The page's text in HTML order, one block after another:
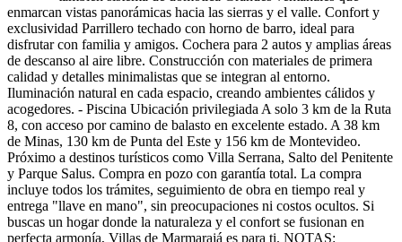
enmarcan vistas panorámicas hacia las sierras y el valle. Confort y
exclusividad Parrillero techado con horno de barro, ideal para
disfrutar con familia y amigos. Cochera para 2 autos y amplias áreas
de descanso al aire libre. Construcción con materiales de primera
calidad y detalles minimalistas que se integran al entorno.
Iluminación natural en cada espacio, creando ambientes cálidos y
acogedores. - Piscina Ubicación privilegiada A solo 3 km de la Ruta
8, con acceso por camino de balasto en excelente estado. A 38 km
de Minas, 130 km de Punta del Este y 156 km de Montevideo.
Próximo a destinos turísticos como Villa Serrana, Salto del Penitente
y Parque Salus. Compra en pozo con garantía total. La compra
incluye todos los trámites, seguimiento de obra en tiempo real y
entrega "llave en mano", sin preocupaciones ni costos ocultos. Si
buscas un hogar donde la naturaleza y el confort se fusionan en
perfecta armonía, Villas de Marmarajá es para ti. NOTAS: